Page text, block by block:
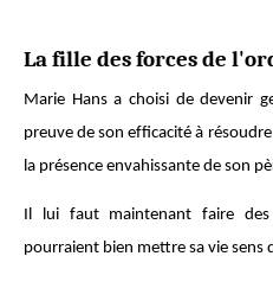
La fille des forces de
Marie Hans a choisi de devenir
preuve de son efﬁcacité à
la présence envahissante de son
Il lui faut maintenant faire
pourraient bien mettre sa vie sens